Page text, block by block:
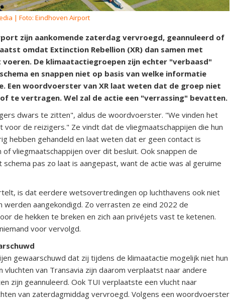
| Foto: Eindhoven Airport
zijn aankomende zaterdag vervroegd, geannuleerd of
omdat Extinction Rebellion (XR) dan samen met
voeren. De klimaatactiegroepen zijn echter "verbaasd"
en snappen niet op basis van welke informatie
Een woordvoerster van XR laat weten dat de groep niet
te vertragen. Wel zal de actie een "verrassing" bevatten.
dwars te zitten", aldus de woordvoerster. "We vinden het
de reizigers." Ze vindt dat de vliegmaatschappijen die hun
hebben gehandeld en laat weten dat er geen contact is
vliegmaatschappijen over dit besluit. Ook snappen de
pas zo laat is aangepast, want de actie was al geruime
is dat eerdere wetsovertredingen op luchthavens ook niet
aangekondigd. Zo verrasten ze eind 2022 de
de hekken te breken en zich aan privéjets vast te ketenen.
voor vervolgd.
gewaarschuwd dat zij tijdens de klimaatactie mogelijk niet hun
vluchten van Transavia zijn daarom verplaatst naar andere
zijn geannuleerd. Ook TUI verplaatste een vlucht naar
van zaterdagmiddag vervroegd. Volgens een woordvoerster